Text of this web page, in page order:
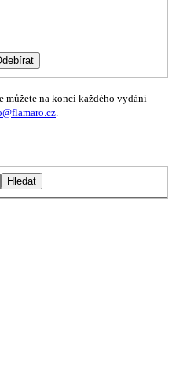
můžete na konci každého vydání
.
Hledat